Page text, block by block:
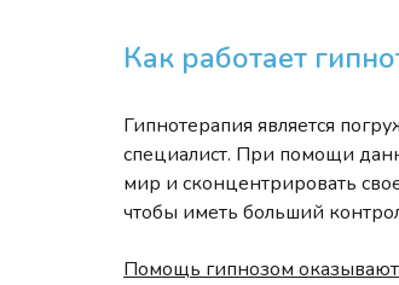
Как работает
Гипнотерапия является
специалист. При помощи
мир и сконцентрировать
чтобы иметь больший
Помощь гипнозом